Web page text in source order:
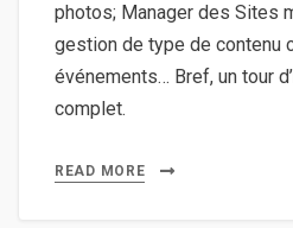
photos; Manager des Sites
gestion de type de contenu
événements… Bref, un tour
complet.
READ MORE